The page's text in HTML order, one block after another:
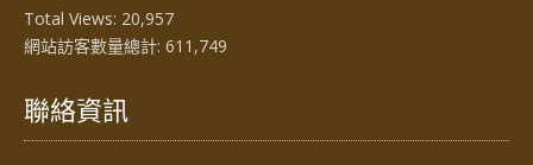
Total Views: 20,957
網站訪客數量總計: 611,749
聯絡資訊